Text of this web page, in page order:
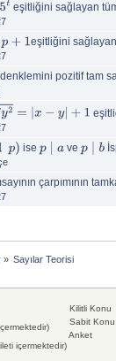
eşitliğini sağlayan
eşitliğini
denklemini pozitif tam
+1
isep∣ a vep∣
çarpımının
» Sayılar Teorisi
içermektedir)
Kilitli Konu
Sabit Konu
Anket